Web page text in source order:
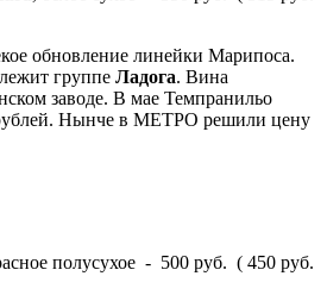
обновление линейки Марипоса.
группе Ладога. Вина
заводе. В мае Темпранильо
Нынче в МЕТРО решили цену
полусухое - 500 руб. ( 450 руб.